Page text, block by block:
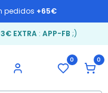
pedidos +65€
EXTRA: APP-FB ;)
0 0